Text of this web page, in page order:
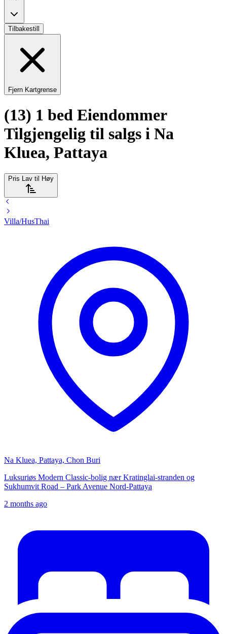
Tilbakestill
Fjern Kartgrense
(13) 1 bed Eiendommer
Tilgjengelig til salgs i Na
Kluea, Pattaya
Pris Lav til Høy
Villa/HusThai
Na Kluea, Pattaya, Chon Buri
Luksuriøs Modern Classic-bolig nær Kratinglai-stranden og
Sukhumvit Road – Park Avenue Nord-Pattaya
2 months ago